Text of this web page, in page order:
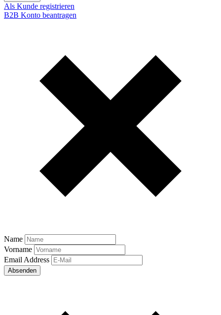
Als Kunde registrieren
B2B Konto beantragen
Name
Vorname
Email Address